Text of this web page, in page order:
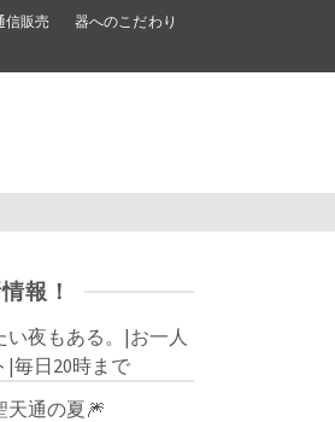
信販売
器へのこだわり
報！
い夜もある。|お一人
|毎日20時まで
天通の夏🎆